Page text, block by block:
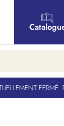
FERMÉ.